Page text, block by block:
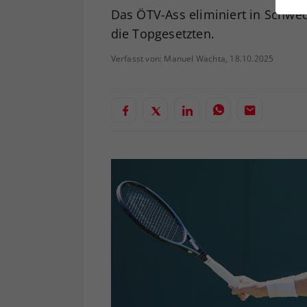
Das ÖTV-Ass eliminiert in
die Topgesetzten.
Verfasst von: Manuel Wachta, 18.10.2025